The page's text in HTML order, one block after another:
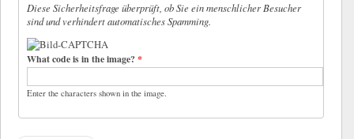
Diese Sicherheitsfrage überprüft, ob Sie ein menschlicher Besucher
sind und verhindert automatisches Spamming.
What code is in the image?*
Enter the characters shown in the image.